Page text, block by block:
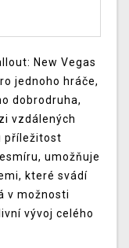
New Vegas
jednoho hráče,
dobrodruha,
vzdálených
příležitost
umožňuje
které svádí
v možnosti
vývoj celého